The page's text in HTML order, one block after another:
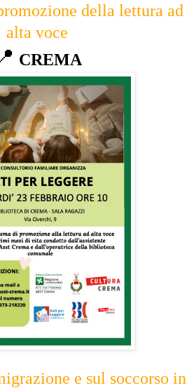
della lettura ad
alta voce
CREMA
e sul soccorso in